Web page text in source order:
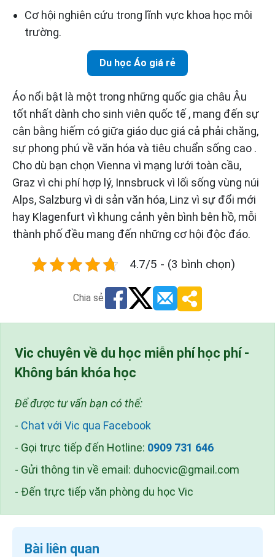
Cơ hội nghiên cứu trong lĩnh vực khoa học môi
trường.
Du học Áo giá rẻ
Áo nổi bật là một trong những quốc gia châu Âu
tốt nhất dành cho sinh viên quốc tế , mang đến sự
cân bằng hiếm có giữa giáo dục giá cả phải chăng,
sự phong phú về văn hóa và tiêu chuẩn sống cao .
Cho dù bạn chọn Vienna vì mạng lưới toàn cầu,
Graz vì chi phí hợp lý, Innsbruck vì lối sống vùng núi
Alps, Salzburg vì di sản văn hóa, Linz vì sự đổi mới
hay Klagenfurt vì khung cảnh yên bình bên hồ, mỗi
thành phố đều mang đến những cơ hội độc đáo.
4.7/5 - (3 bình chọn)
Chia sẻ
Vic chuyên về du học miễn phí học phí -
Không bán khóa học
Để được tư vấn bạn có thể:
- Chat với Vic qua Facebook
- Gọi trực tiếp đến Hotline: 0909 731 646
- Gửi thông tin về email: duhocvic@gmail.com
- Đến trực tiếp văn phòng du học Vic
Bài liên quan